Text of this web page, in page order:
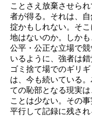
ことさえ放棄させら
者が得る。それは、
掟かもしれない。そ
地はないのか。しか
公平・公正な立場で
いるように、強者は
ゴミ捨て場でのギリ
は、今も続いている
ての恥部となる現実
ことは少ない。その
平行して記録に残さ